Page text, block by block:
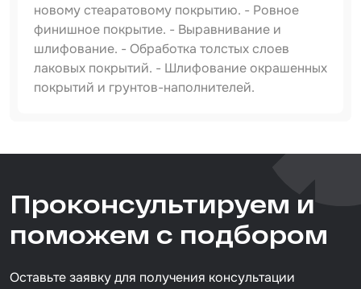
новому стеаратовому покрытию. - Ровное
финишное покрытие. - Выравнивание и
шлифование. - Обработка толстых слоев
лаковых покрытий. - Шлифование окрашенных
покрытий и грунтов-наполнителей.
абразивный круг
Размер / диаметр / объём
D=150 мм
Проконсультируем и
поможем с подбором
Оставьте заявку для получения консультации